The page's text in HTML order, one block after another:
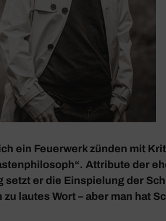
ein Feuer­werk zünden mit
Attri­bute der
setzt er die Einspie­lung der
zu lautes Wort – aber man hat